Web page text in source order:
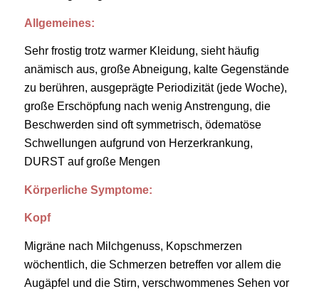
Allgemeines:
Sehr frostig trotz warmer Kleidung, sieht häufig
anämisch aus, große Abneigung, kalte Gegenstände
zu berühren, ausgeprägte Periodizität (jede Woche),
große Erschöpfung nach wenig Anstrengung, die
Beschwerden sind oft symmetrisch, ödematöse
Schwellungen aufgrund von Herzerkrankung,
DURST auf große Mengen
Körperliche Symptome:
Kopf
Migräne nach Milchgenuss, Kopschmerzen
wöchentlich, die Schmerzen betreffen vor allem die
Augäpfel und die Stirn, verschwommenes Sehen vor